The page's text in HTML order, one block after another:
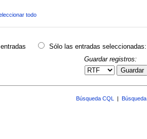
todo
Sólo las entradas seleccionadas:
Guardar registros:
Guardar
Búsqueda CQL